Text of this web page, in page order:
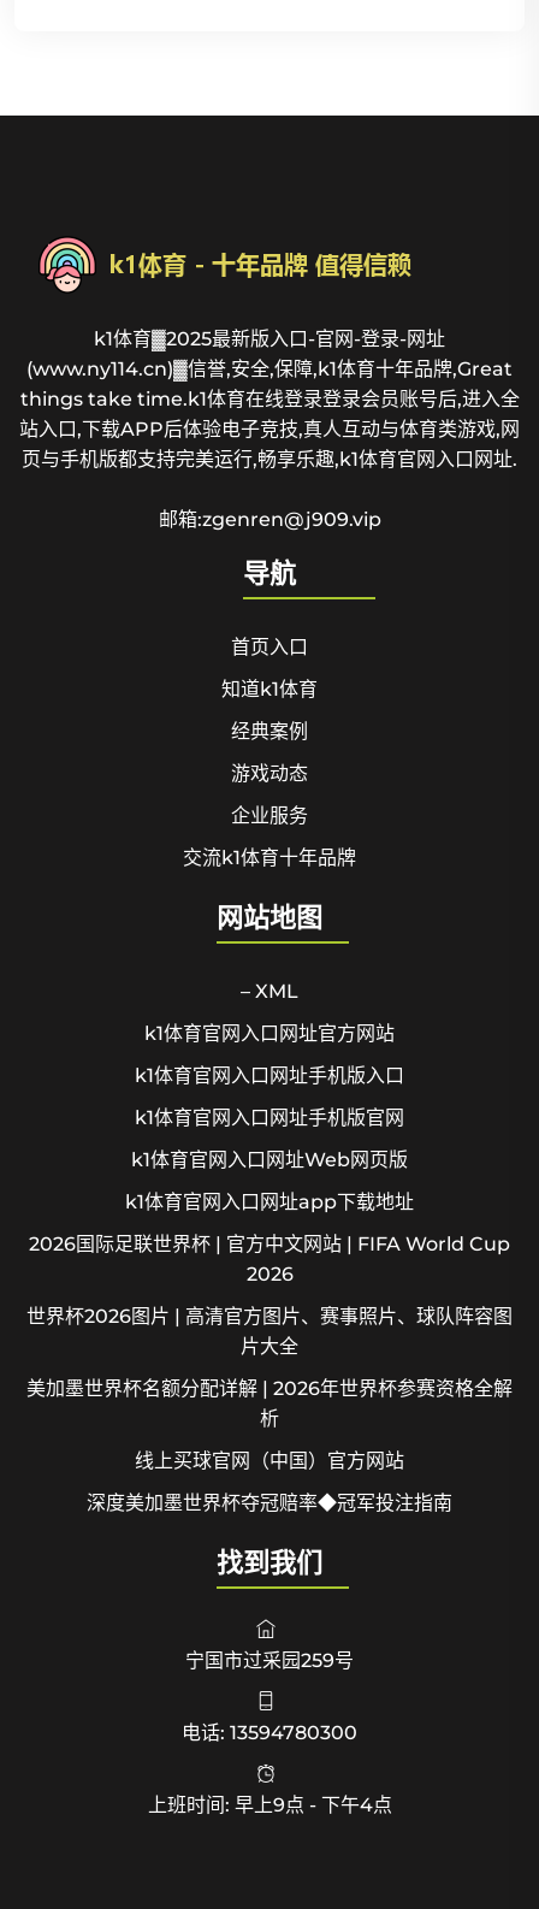
k1体育▓2025最新版入口-官网-登录-网址
(www.ny114.cn)▓信誉,安全,保障,k1体育十年品牌,Great
things take time.k1体育在线登录登录会员账号后,进入全
站入口,下载APP后体验电子竞技,真人互动与体育类游戏,网
页与手机版都支持完美运行,畅享乐趣,k1体育官网入口网址.
邮箱:zgenren@j909.vip
导航
首页入口
知道k1体育
经典案例
游戏动态
企业服务
交流k1体育十年品牌
网站地图
– XML
k1体育官网入口网址官方网站
k1体育官网入口网址手机版入口
k1体育官网入口网址手机版官网
k1体育官网入口网址Web网页版
k1体育官网入口网址app下载地址
2026国际足联世界杯 | 官方中文网站 | FIFA World Cup
2026
世界杯2026图片 | 高清官方图片、赛事照片、球队阵容图
片大全
美加墨世界杯名额分配详解 | 2026年世界杯参赛资格全解
析
线上买球官网（中国）官方网站
深度美加墨世界杯夺冠赔率◆冠军投注指南
找到我们
宁国市过采园259号
电话: 13594780300
上班时间: 早上9点 - 下午4点